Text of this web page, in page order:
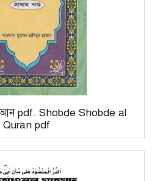
pdf. Shobde Shobde al
Quran pdf